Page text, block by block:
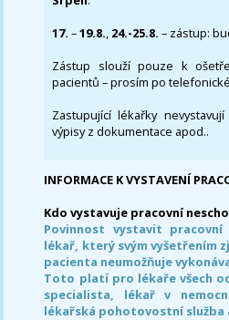
17. –19.8., 24.-25.8. – zástup:
Zástup slouží pouze k
pacientů – prosím po
Zastupující lékařky
výpisy z dokumentace apod..
INFORMACE K VYSTAVENÍ
Kdo vystavuje pracovní
Povinnost vystavit pracovní
lékař, který svým vyšetřením
pacienta neumožňuje
Toto platí pro lékaře všech
specialista, lékař v
lékařská pohotovostní služba